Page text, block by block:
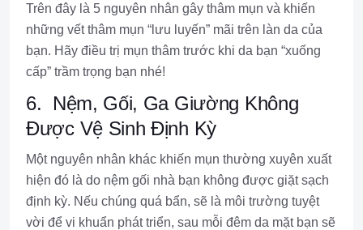
Trên đây là 5 nguyên nhân gây thâm mụn và khiến
những vết thâm mụn “lưu luyến” mãi trên làn da của
bạn. Hãy điều trị mụn thâm trước khi da bạn “xuống
cấp” trầm trọng bạn nhé!
6. Nệm, Gối, Ga Giường Không
Được Vệ Sinh Định Kỳ
Một nguyên nhân khác khiến mụn thường xuyên xuất
hiện đó là do nệm gối nhà bạn không được giặt sạch
định kỳ. Nếu chúng quá bẩn, sẽ là môi trường tuyệt
vời để vi khuẩn phát triển, sau mỗi đêm da mặt bạn sẽ